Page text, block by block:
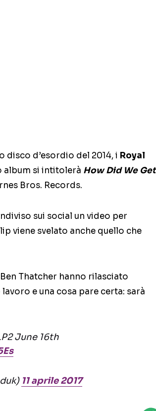
d’esordio del 2014, i Royal
album si intitolerà How Did We Get
Bros. Records.
sui social un video per
viene svelato anche quello che
Thatcher hanno rilasciato
e una cosa pare certa: sarà
June 16th
11 aprile 2017